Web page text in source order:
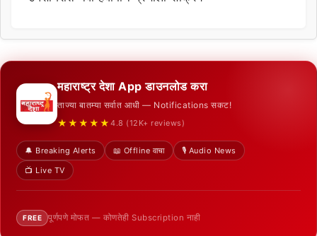
महाराष्ट्र देशा App डाउनलोड करा
ताज्या बातम्या सर्वात आधी — Notifications सकट!
★★★★★ 4.8 (12K+ reviews)
🔔 Breaking Alerts 📖 Offline वाचा
🎙️ Audio News
📺 Live TV
FREE पूर्णपणे मोफत — कोणतेही Subscription नाही